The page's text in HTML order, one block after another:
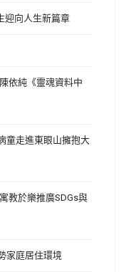
迎向人生新篇章
依純《靈魂資料中
童走進東眼山擁抱大
教於樂推廣SDGs與
家庭居住環境